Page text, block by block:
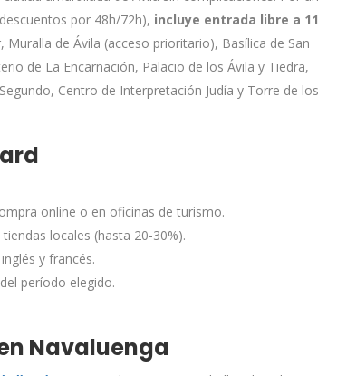
por 48h/72h), incluye entrada libre a 11
Muralla de Ávila (acceso prioritario), Basílica de San
de La Encarnación, Palacio de los Ávila y Tiedra,
Centro de Interpretación Judía y Torre de los
online o en oficinas de turismo.
locales (hasta 20-30%).
y francés.
período elegido.
Navaluenga